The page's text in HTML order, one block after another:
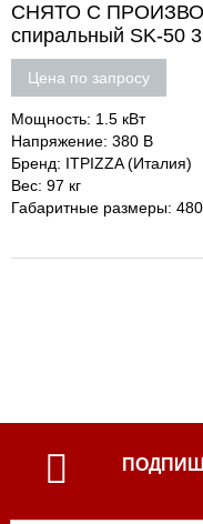
СНЯТО С
спиральный SK-50
Цена по запросу
Мощность: 1.5 кВт
Напряжение: 380 В
Бренд: ITPIZZA (Италия)
Вес: 97 кг
Габаритные размеры: